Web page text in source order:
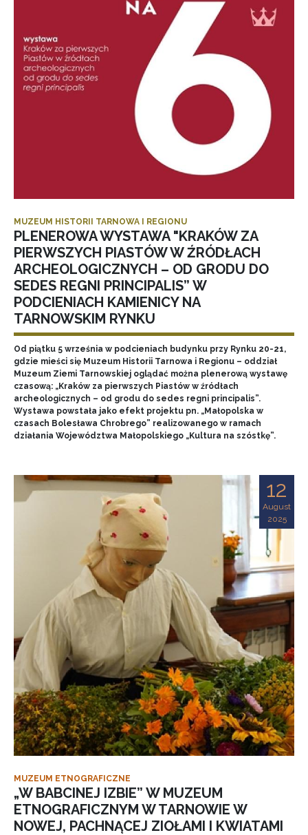
MUZEUM HISTORII TARNOWA I REGIONU
PLENEROWA WYSTAWA "KRAKÓW ZA
PIERWSZYCH PIASTÓW W ŹRÓDŁACH
ARCHEOLOGICZNYCH – OD GRODU DO
SEDES REGNI PRINCIPALIS” W
PODCIENIACH KAMIENICY NA
TARNOWSKIM RYNKU
Od piątku 5 września w podcieniach budynku przy Rynku 20-21,
gdzie mieści się Muzeum Historii Tarnowa i Regionu – oddział
Muzeum Ziemi Tarnowskiej oglądać można plenerową wystawę
czasową: „Kraków za pierwszych Piastów w źródłach
archeologicznych – od grodu do sedes regni principalis”.
Wystawa powstała jako efekt projektu pn. „Małopolska w
czasach Bolesława Chrobrego” realizowanego w ramach
działania Województwa Małopolskiego „Kultura na szóstkę”.
12
August
2025
MUZEUM ETNOGRAFICZNE
„W BABCINEJ IZBIE” W MUZEUM
ETNOGRAFICZNYM W TARNOWIE W
NOWEJ, PACHNĄCEJ ZIOŁAMI I KWIATAMI